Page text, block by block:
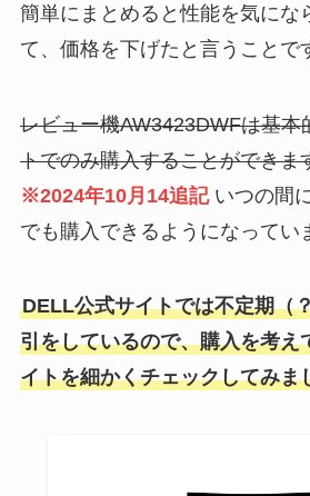
簡単にまとめると性能を気にな
て、価格を下げたと言うことで
レビュー機AW3423DWFは基本
トでのみ購入することができま
※2024年10月14追記いつの間
でも購入できるようになってい
DELL公式サイトでは不定期（
引をしているので、購入を考え
イトを細かくチェックしてみま